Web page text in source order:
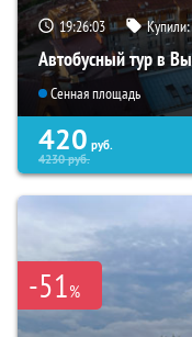
19:26:01 Купили:
Автобусный тур в
Сенная площадь
420 руб.
4230руб.
-51%